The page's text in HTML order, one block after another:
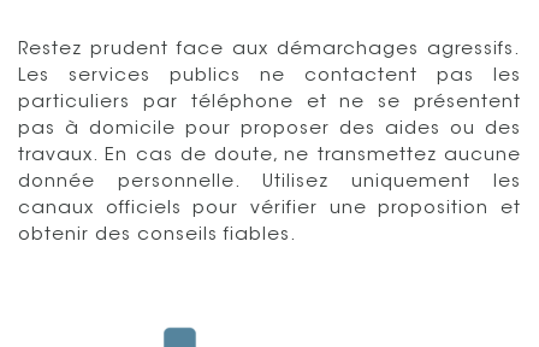
Restez prudent face aux démarchages agressifs.
Les services publics ne contactent pas les
particuliers par téléphone et ne se présentent
pas à domicile pour proposer des aides ou des
travaux. En cas de doute, ne transmettez aucune
donnée personnelle. Utilisez uniquement les
canaux officiels pour vérifier une proposition et
obtenir des conseils fiables.